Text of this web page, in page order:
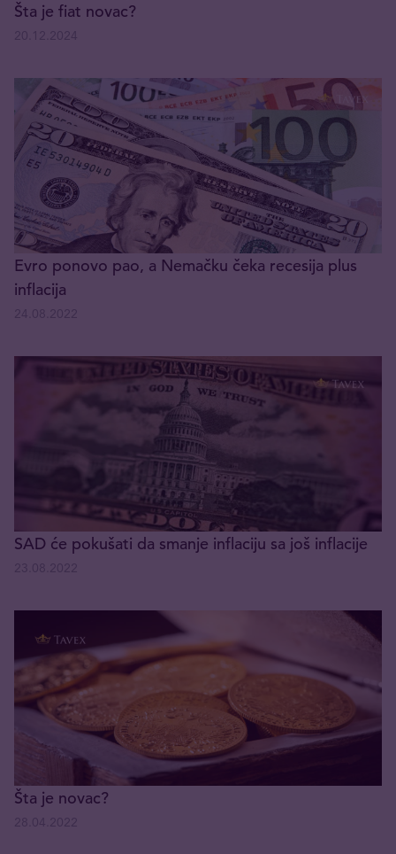
Šta je fiat novac?
Evro ponovo pao, a Nemačku čeka recesija plus
inflacija
SAD će pokušati da smanje inflaciju sa još inflacije
Šta je novac?